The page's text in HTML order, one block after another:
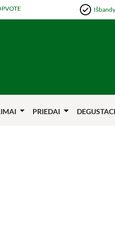
PRIEDAI